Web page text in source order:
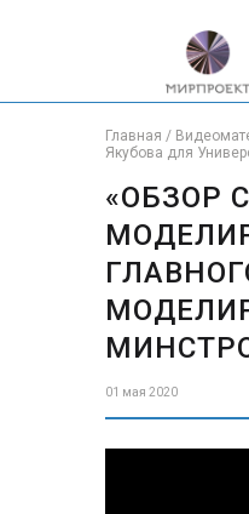
Главная /
Якубова для
«ОБЗОР
01 мая 2020